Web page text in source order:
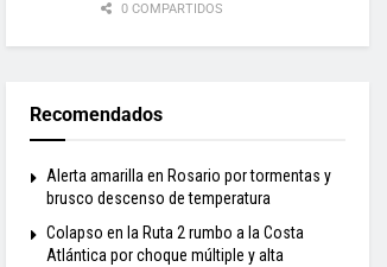
0 COMPARTIDOS
Recomendados
Alerta amarilla en Rosario por tormentas y
brusco descenso de temperatura
Colapso en la Ruta 2 rumbo a la Costa
Atlántica por choque múltiple y alta